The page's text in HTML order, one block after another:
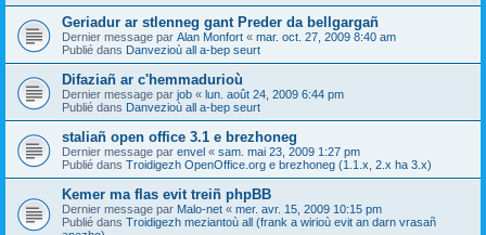
Geriadur ar stlenneg gant Preder da bellgargañ
Dernier message par Alan Monfort « mar. oct. 27, 2009 8:40 am
Publié dans Danvezioù all a-bep seurt
Difaziañ ar c'hemmadurioù
Dernier message par job « lun. août 24, 2009 6:44 pm
Publié dans Danvezioù all a-bep seurt
staliañ open office 3.1 e brezhoneg
Dernier message par envel « sam. mai 23, 2009 1:27 pm
Publié dans Troidigezh OpenOffice.org e brezhoneg (1.1.x, 2.x ha 3.x)
Kemer ma flas evit treiñ phpBB
Dernier message par Malo-net « mer. avr. 15, 2009 10:15 pm
Publié dans Troidigezh meziantoù all (frank a wirioù evit an darn vrasañ